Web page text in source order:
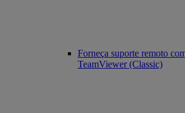
Forneça suporte remoto
TeamViewer (Classic)